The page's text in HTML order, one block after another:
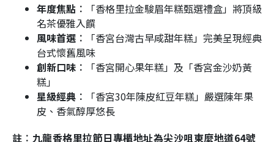
年度焦點︰
「香格里拉金駿眉年糕甄選禮盒」將頂級
名茶優雅入饌
風味首選︰
「香宮台灣古早咸甜年糕」完美呈現經典
台式懷舊風味
創新口味︰
「香宮開心果年糕」及「香宮金沙奶黃
糕」
星級經典︰
「香宮30年陳皮紅豆年糕」嚴選陳年果
皮、香氣醇厚悠長
註︰九龍香格里拉節日專櫃地址為尖沙咀東麼地道64號